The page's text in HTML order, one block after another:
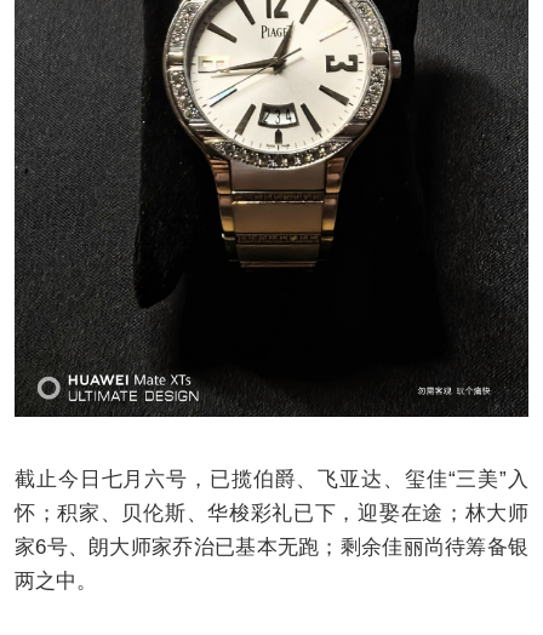
截止今日七月六号，已揽伯爵、飞亚达、玺佳“三美”入
怀；积家、贝伦斯、华梭彩礼已下，迎娶在途；林大师
家6号、朗大师家乔治已基本无跑；剩余佳丽尚待筹备银
两之中。